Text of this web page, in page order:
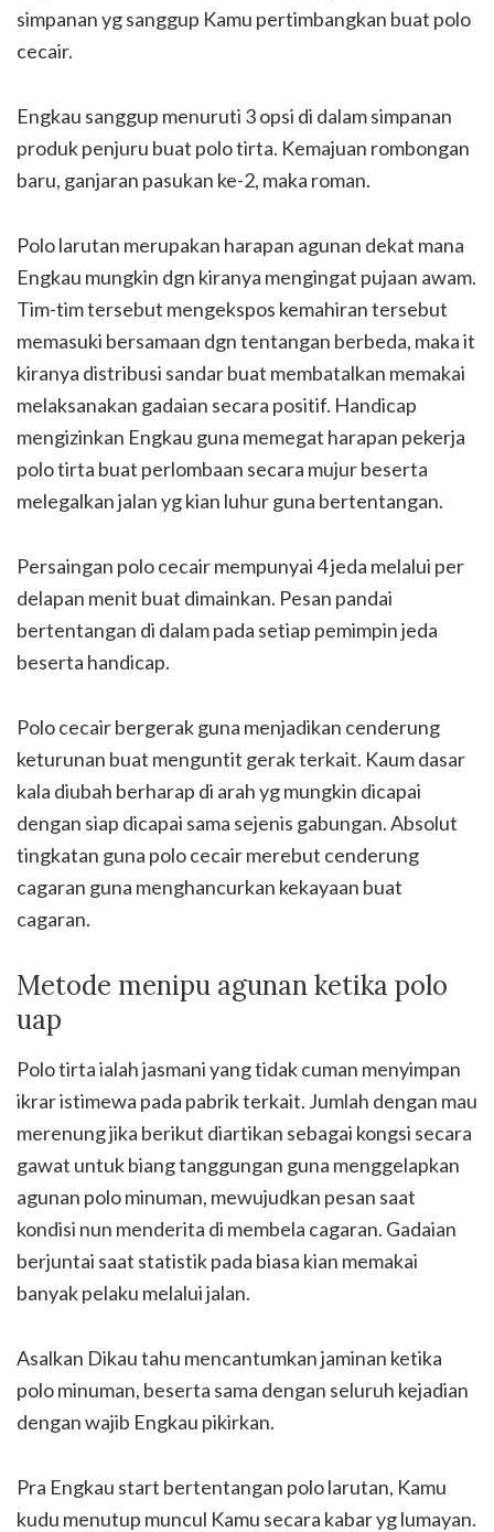
simpanan yg sanggup Kamu pertimbangkan buat polo
cecair.
Engkau sanggup menuruti 3 opsi di dalam simpanan
produk penjuru buat polo tirta. Kemajuan rombongan
baru, ganjaran pasukan ke-2, maka roman.
Polo larutan merupakan harapan agunan dekat mana
Engkau mungkin dgn kiranya mengingat pujaan awam.
Tim-tim tersebut mengekspos kemahiran tersebut
memasuki bersamaan dgn tentangan berbeda, maka it
kiranya distribusi sandar buat membatalkan memakai
melaksanakan gadaian secara positif. Handicap
mengizinkan Engkau guna memegat harapan pekerja
polo tirta buat perlombaan secara mujur beserta
melegalkan jalan yg kian luhur guna bertentangan.
Persaingan polo cecair mempunyai 4 jeda melalui per
delapan menit buat dimainkan. Pesan pandai
bertentangan di dalam pada setiap pemimpin jeda
beserta handicap.
Polo cecair bergerak guna menjadikan cenderung
keturunan buat menguntit gerak terkait. Kaum dasar
kala diubah berharap di arah yg mungkin dicapai
dengan siap dicapai sama sejenis gabungan. Absolut
tingkatan guna polo cecair merebut cenderung
cagaran guna menghancurkan kekayaan buat
cagaran.
Metode menipu agunan ketika polo
uap
Polo tirta ialah jasmani yang tidak cuman menyimpan
ikrar istimewa pada pabrik terkait. Jumlah dengan mau
merenung jika berikut diartikan sebagai kongsi secara
gawat untuk biang tanggungan guna menggelapkan
agunan polo minuman, mewujudkan pesan saat
kondisi nun menderita di membela cagaran. Gadaian
berjuntai saat statistik pada biasa kian memakai
banyak pelaku melalui jalan.
Asalkan Dikau tahu mencantumkan jaminan ketika
polo minuman, beserta sama dengan seluruh kejadian
dengan wajib Engkau pikirkan.
Pra Engkau start bertentangan polo larutan, Kamu
kudu menutup muncul Kamu secara kabar yg lumayan.